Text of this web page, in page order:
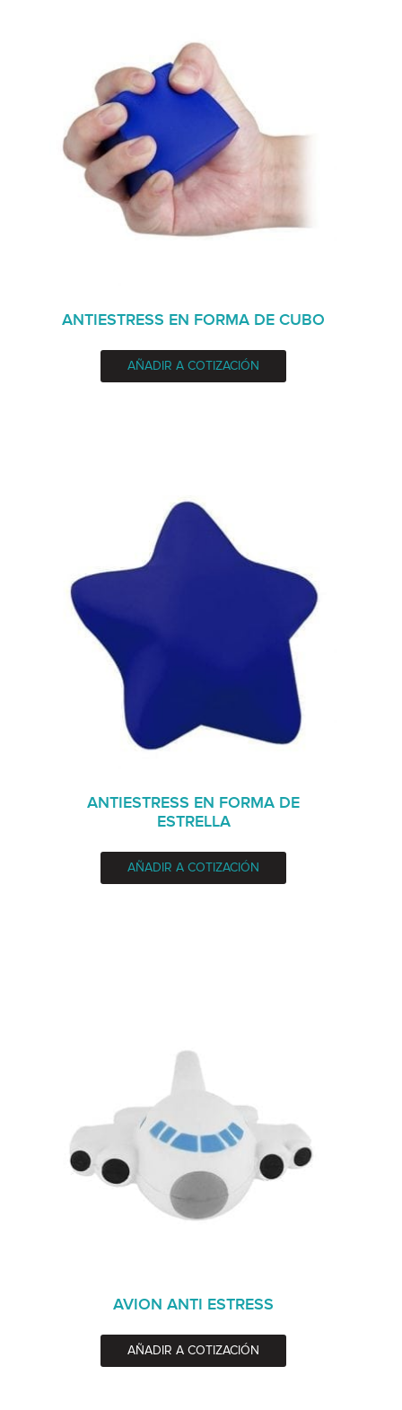
ANTIESTRESS EN FORMA DE CUBO
AÑADIR A COTIZACIÓN
ANTIESTRESS EN FORMA DE
ESTRELLA
AÑADIR A COTIZACIÓN
AVION ANTI ESTRESS
AÑADIR A COTIZACIÓN